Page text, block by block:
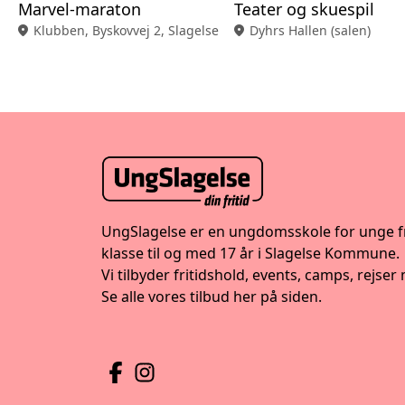
Marvel-maraton
location_on Klubben, Byskovvej 2, Slagelse
Teater og skuespil
location_on Dyhrs Hallen (salen)
UngSlagelse er en ungdomsskole for unge
klasse til og med 17 år i Slagelse Kommune.
Vi tilbyder fritidshold, events, camps, rejser
Se alle vores tilbud her på siden.